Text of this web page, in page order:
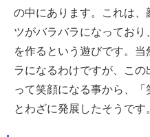
の中にあります。これは
ツがバラバラになってお
を作るという遊びです。
ラになるわけですが、こ
って笑顔になる事から、
とわざに発展したそうです